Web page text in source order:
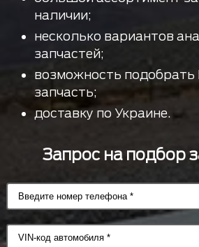
наличии;
несколько вариантов
запчастей;
возможность
запчасть;
доставку по Украине.
Запрос на подбор